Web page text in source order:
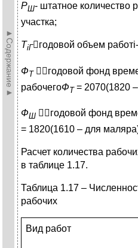
►Содержание►
PШ- штатное количество
участка;
TiГгодовой объем
ФТ годовой фонд
рабочегоФТ = 2070(1820
ФШ годовой фонд
= 1820(1610 – для
Расчет количества
в таблице 1.17.
Таблица 1.17 –
рабочих
Вид работ